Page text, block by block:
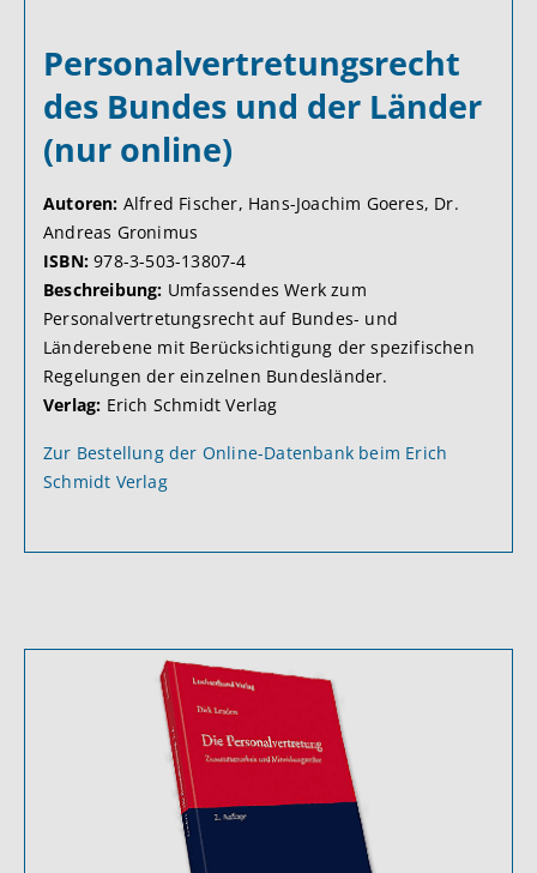
Personalvertretungsrecht
des Bundes und der Länder
(nur online)
Autoren: Alfred Fischer, Hans-Joachim Goeres, Dr.
Andreas Gronimus
ISBN: 978-3-503-13807-4
Beschreibung: Umfassendes Werk zum
Personalvertretungsrecht auf Bundes- und
Länderebene mit Berücksichtigung der spezifischen
Regelungen der einzelnen Bundesländer.
Verlag: Erich Schmidt Verlag
Zur Bestellung der Online-Datenbank beim Erich
Schmidt Verlag